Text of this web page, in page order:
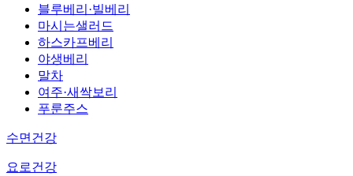
블루베리·빌베리
마시는샐러드
하스카프베리
야생베리
말차
여주·새싹보리
푸룬주스
수면건강
요로건강